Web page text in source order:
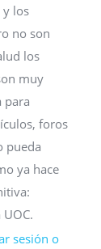
y los
no son
los
muy
para
foros
pueda
ya hace
sesión o